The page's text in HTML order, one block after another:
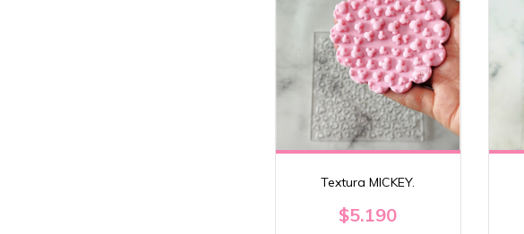
Textura MICKEY.
$5.190